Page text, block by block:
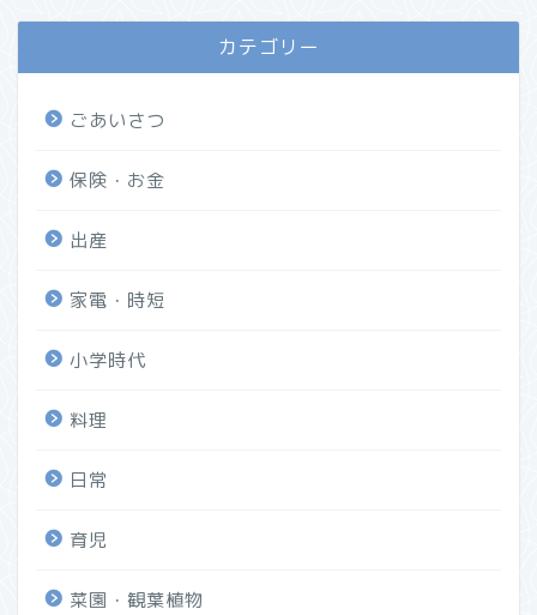
カテゴリー
ごあいさつ
保険・お金
出産
家電・時短
小学時代
料理
日常
育児
菜園・観葉植物